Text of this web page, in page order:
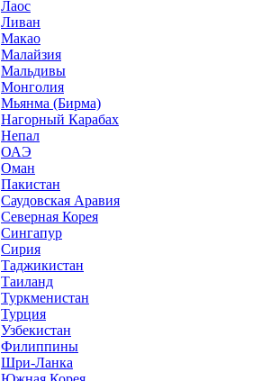
Лаос
Ливан
Макао
Малайзия
Мальдивы
Монголия
Мьянма (Бирма)
Нагорный Карабах
Непал
ОАЭ
Оман
Пакистан
Саудовская Аравия
Северная Корея
Сингапур
Сирия
Таджикистан
Таиланд
Туркменистан
Турция
Узбекистан
Филиппины
Шри-Ланка